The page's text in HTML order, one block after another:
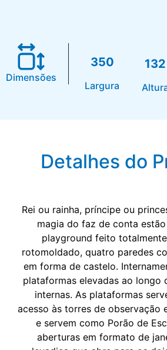
Dimensões
350
Largura
132
Detalhes do
Rei ou rainha, príncipe ou
magia do faz de conta
playground feito
rotomoldado, quatro paredes
em forma de castelo.
plataformas elevadas ao longo
internas. As plataformas
acesso às torres de observação
e servem como Porão de
aberturas em formato de